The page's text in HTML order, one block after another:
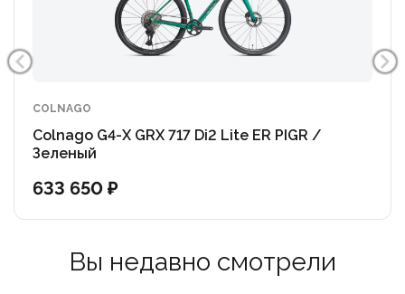
-Седло: Bianchi RC139 carbon"
COLNAGO
Colnago G4-X GRX 717 Di2 Lite ER PIGR /
Зеленый
633 650 ₽
Вы недавно смотрели